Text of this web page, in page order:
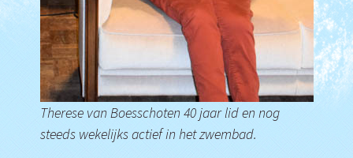
Therese van Boesschoten 40 jaar lid en nog
steeds wekelijks actief in het zwembad.